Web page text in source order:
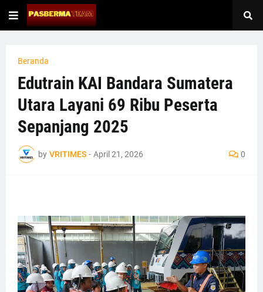
Beranda
Edutrain KAI Bandara Sumatera
Utara Layani 69 Ribu Peserta
Sepanjang 2025
by VRITIMES - April 21, 2026 0